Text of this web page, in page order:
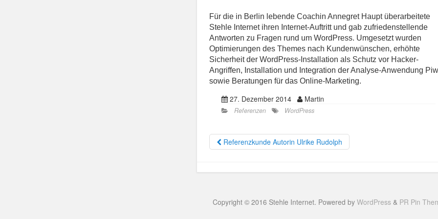
Für die in Berlin lebende Coachin Annegret Haupt überarbeitete
Stehle Internet ihren Internet-Auftritt und gab zufriedenstellende
Antworten zu Fragen rund um WordPress. Umgesetzt wurden
Optimierungen des Themes nach Kundenwünschen, erhöhte
Sicherheit der WordPress-Installation als Schutz vor Hacker-
Angriffen, Installation und Integration der Analyse-Anwendung
sowie Beratungen für das Online-Marketing.
27. Dezember 2014 Martin
Referenzen WordPress
Referenzkunde Autorin Ulrike Rudolph
Copyright © 2016 Stehle Internet. Powered by WordPress & PR Pin